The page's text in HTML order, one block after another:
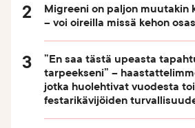
Migreeni on paljon muutakin
– voi oireilla missä kehon
”En saa tästä upeasta
tarpeekseni” –
jotka huolehtivat vuodesta
festarikävijöiden